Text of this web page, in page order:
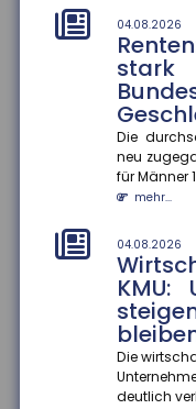
04.08.2026
Die
neu
für Männer
mehr...
04.08.2026
KMU:
Die
deutlich
Die
Deutschland
Gemeinden
mehr...
01.08.2026
mehr...
01.08.2026
Die Zahl der